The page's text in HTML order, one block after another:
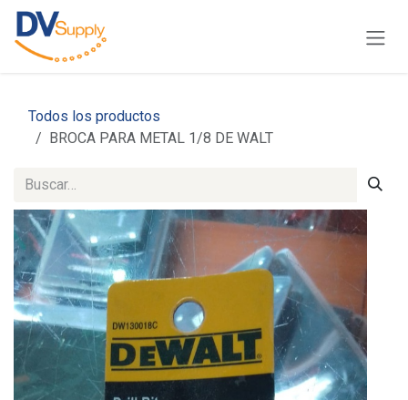
Ir al contenido
Todos los productos
BROCA PARA METAL 1/8 DE WALT